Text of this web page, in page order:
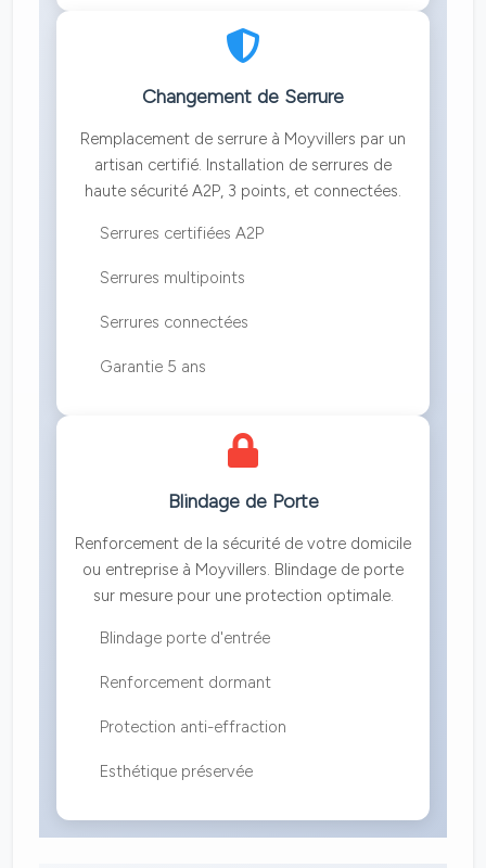
Changement de Serrure
Remplacement de serrure à Moyvillers par un
artisan certifié. Installation de serrures de
haute sécurité A2P, 3 points, et connectées.
Serrures certifiées A2P
Serrures multipoints
Serrures connectées
Garantie 5 ans
Blindage de Porte
Renforcement de la sécurité de votre domicile
ou entreprise à Moyvillers. Blindage de porte
sur mesure pour une protection optimale.
Blindage porte d'entrée
Renforcement dormant
Protection anti-effraction
Esthétique préservée